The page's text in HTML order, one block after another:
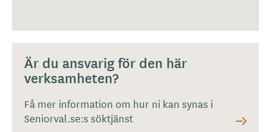
Är du ansvarig för den här
verksamheten?
Få mer information om hur ni kan synas i
Seniorval.se:s söktjänst